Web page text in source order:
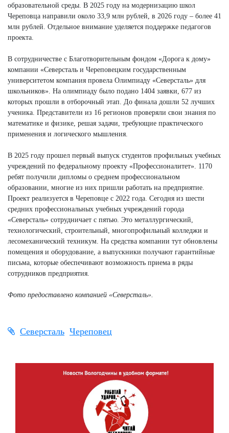
образовательной среды. В 2025 году на модернизацию школ
Череповца направили около 33,9 млн рублей, в 2026 году – более 41
млн рублей. Отдельное внимание уделяется поддержке педагогов
проекта.
В сотрудничестве с Благотворительным фондом «Дорога к дому»
компании «Северсталь и Череповецким государственным
университетом компания провела Олимпиаду «Северсталь» для
школьников». На олимпиаду было подано 1404 заявки, 677 из
которых прошли в отборочный этап. До финала дошли 52 лучших
ученика. Представители из 16 регионов проверяли свои знания по
математике и физике, решая задачи, требующие практического
применения и логического мышления.
В 2025 году прошел первый выпуск студентов профильных учебных
учреждений по федеральному проекту «Профессионалитет». 1170
ребят получили дипломы о среднем профессиональном
образовании, многие из них пришли работать на предприятие.
Проект реализуется в Череповце с 2022 года. Сегодня из шести
средних профессиональных учебных учреждений города
«Северсталь» сотрудничает с пятью. Это металлургический,
технологический, строительный, многопрофильный колледжи и
лесомеханический техникум. На средства компании тут обновлены
помещения и оборудование, а выпускники получают гарантийные
письма, которые обеспечивают возможность приема в ряды
сотрудников предприятия.
Фото предоставлено компанией «Северсталь».
Северсталь Череповец